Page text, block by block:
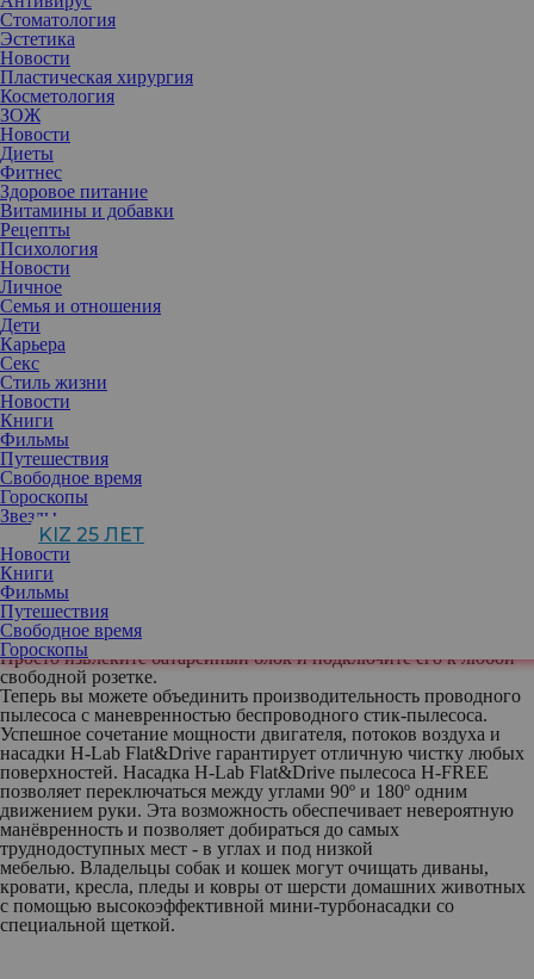
Стоматология
Эстетика
Новости
Пластическая хирургия
Косметология
ЗОЖ
Новости
Диеты
Фитнес
Здоровое питание
Витамины и добавки
Рецепты
Психология
Новости
Личное
Семья и отношения
Дети
Карьера
Секс
Стиль жизни
Новости
Книги
Фильмы
Путешествия
Свободное время
Гороскопы
Звезды
KIZ 25 ЛЕТ
Новости
Книги
Фильмы
Путешествия
Свободное время
Гороскопы
Легкий и маневренный Hoover H-FREE (модель HF18DPT 019)
очистит полы и другие типы поверхностей, добравшись до
самых труднодоступных мест. Литиевая батарея 18В
обеспечивает продолжительность работы, достаточную для
качественной уборки, которую пользователь мог бы ожидать от
обычного проводного пылесоса. Это достигается за счет
высокопроизводительного мотора, а так же легкой и
маневренной конструкции, которая дает вам свободу при чистке
полов и поверхностей во всем доме. Система одного
прикосновения позволяет легко, быстро и гигиенично очистить
пылесос, не соприкасаясь с пылью и мусором.
Благодаря светодиодным индикаторам на батарейном блоке H-
FREE можно легко проверить уровень заряда, чтобы избежать
разряда аккумулятора в середине уборки. Когда H-FREE
заряжается, не нужно держать около розетки весь пылесос.
Просто извлеките батарейный блок и подключите его к любой
свободной розетке.
Теперь вы можете объединить производительность проводного
пылесоса с маневренностью беспроводного стик-пылесоса.
Успешное сочетание мощности двигателя, потоков воздуха и
насадки H-Lab Flat&Drive гарантирует отличную чистку любых
поверхностей. Насадка H-Lab Flat&Drive пылесоса H-FREE
позволяет переключаться между углами 90º и 180º одним
движением руки. Эта возможность обеспечивает невероятную
манёвренность и позволяет добираться до самых
труднодоступных мест - в углах и под низкой
мебелью. Владельцы собак и кошек могут очищать диваны,
кровати, кресла, пледы и ковры от шерсти домашних животных
с помощью высокоэффективной мини-турбонасадки со
специальной щеткой.